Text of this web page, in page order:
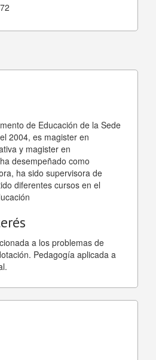
de Educación de la Sede
2004, es magister en
y magister en
desempeñado como
ha sido supervisora de
diferentes cursos en el
a los problemas de
Pedagogía aplicada a